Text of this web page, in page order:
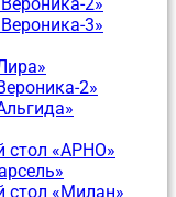
3»
2»
стол «АРНО»
стол «Милан»